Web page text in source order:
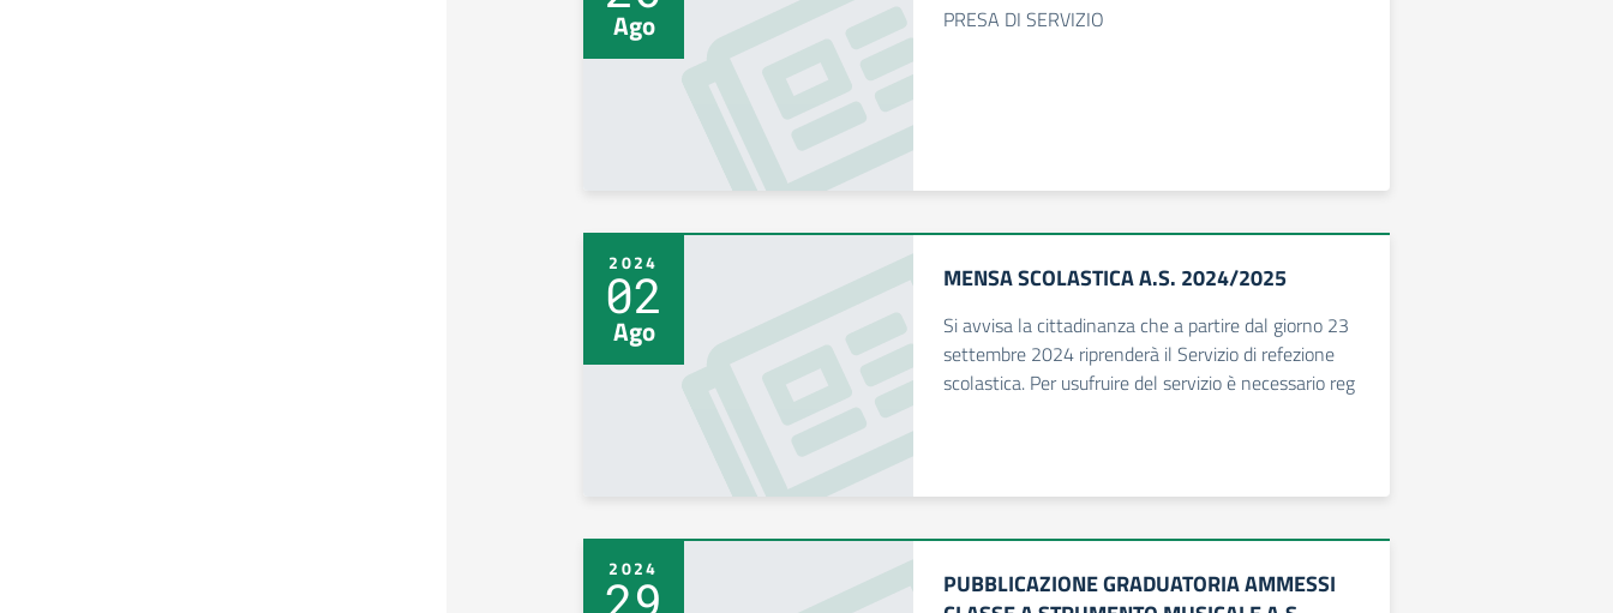
Ago PRESA DI SERVIZIO
2024
02
Ago
MENSA SCOLASTICA A.S. 2024/2025
Si avvisa la cittadinanza che a partire dal giorno 23
settembre 2024 riprenderà il Servizio di refezione
scolastica. Per usufruire del servizio è necessario reg
2024
PUBBLICAZIONE GRADUATORIA AMMESSI